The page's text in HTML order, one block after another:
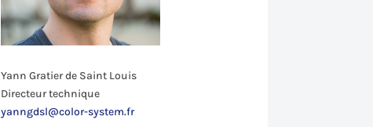
Yann Gratier de Saint Louis
Directeur technique
yanngdsl@color-system.fr